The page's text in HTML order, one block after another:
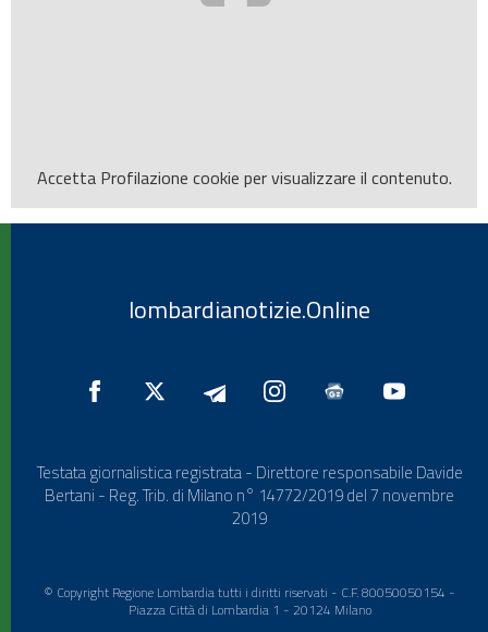
Accetta Profilazione cookie per visualizzare il contenuto.
lombardianotizie.Online
Testata giornalistica registrata - Direttore responsabile Davide
Bertani - Reg. Trib. di Milano n° 14772/2019 del 7 novembre
2019
© Copyright Regione Lombardia tutti i diritti riservati - C.F. 80050050154 -
Piazza Città di Lombardia 1 - 20124 Milano